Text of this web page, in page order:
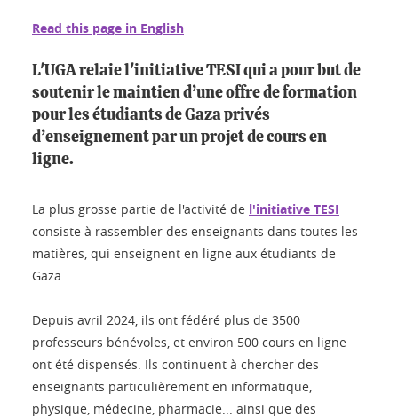
Read this page in English
L'UGA relaie l'initiative TESI qui a pour but de
soutenir le maintien d’une offre de formation
pour les étudiants de Gaza privés
d’enseignement par un projet de cours en
ligne.
La plus grosse partie de l'activité de l'initiative TESI
consiste à rassembler des enseignants dans toutes les
matières, qui enseignent en ligne aux étudiants de
Gaza.
Depuis avril 2024, ils ont fédéré plus de 3500
professeurs bénévoles, et environ 500 cours en ligne
ont été dispensés. Ils continuent à chercher des
enseignants particulièrement en informatique,
physique, médecine, pharmacie... ainsi que des